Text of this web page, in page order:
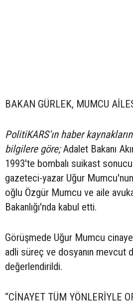
BAKAN GÜRLEK, MUMCU
PolitiKARS'ın haber
bilgilere göre;Adalet Bakanı
1993'te bombalı suikast sonucu
gazeteci-yazar Uğur
oğlu Özgür Mumcu ve aile
Bakanlığı'nda kabul etti.
Görüşmede Uğur Mumcu
adli süreç ve dosyanın mevcut
değerlendirildi.
“CİNAYET TÜM YÖNLERİYLE